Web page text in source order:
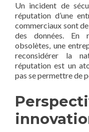
Un incident de
réputation d’une
commerciaux sont
des données. En
obsolètes, une
reconsidérer la
réputation est un
pas se permettre de